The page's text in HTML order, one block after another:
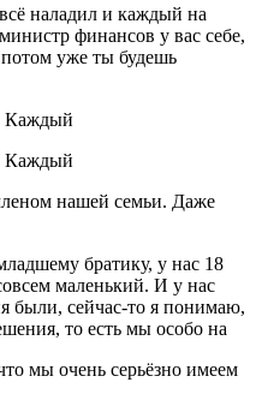
наладил и каждый на
финансов у вас себе,
потом уже ты будешь
Каждый
Каждый
нашей семьи. Даже
братику, у нас 18
маленький. И у нас
были, сейчас-то я понимаю,
то есть мы особо на
мы очень серьёзно имеем